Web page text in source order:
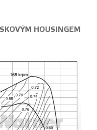
HOUSINGEM